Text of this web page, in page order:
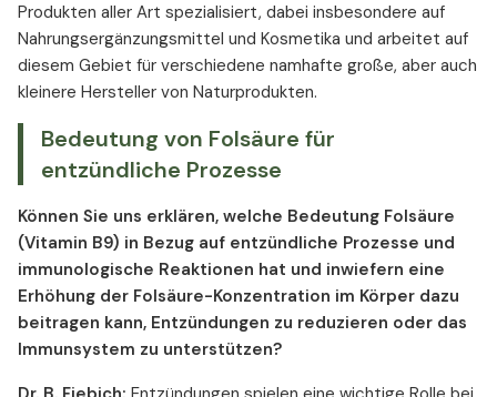
Produkten aller Art spezialisiert, dabei insbesondere auf
Nahrungsergänzungsmittel und Kosmetika und arbeitet auf
diesem Gebiet für verschiedene namhafte große, aber auch
kleinere Hersteller von Naturprodukten.
Bedeutung von Folsäure für
entzündliche Prozesse
Können Sie uns erklären, welche Bedeutung Folsäure
(Vitamin B9) in Bezug auf entzündliche Prozesse und
immunologische Reaktionen hat und inwiefern eine
Erhöhung der Folsäure-Konzentration im Körper dazu
beitragen kann, Entzündungen zu reduzieren oder das
Immunsystem zu unterstützen?